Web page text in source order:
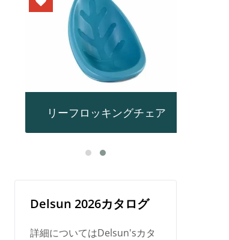
リーフロッキングチェア
Delsun 2026カタログ
詳細についてはDelsun'sカタ